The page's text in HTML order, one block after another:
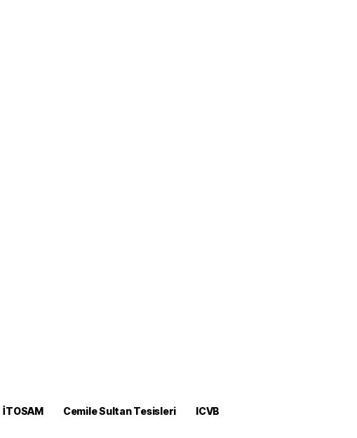
İTOSAM Cemile Sultan Tesisleri
ICVB